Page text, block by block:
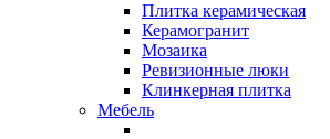
Плитка керамическая
Керамогранит
Мозаика
Ревизионные люки
Клинкерная плитка
Мебель